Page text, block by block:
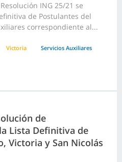
ING 25/21 se
de Postulantes del
correspondiente al...
Victoria Servicios Auxiliares
de
Lista Definitiva de
Victoria y San Nicolás